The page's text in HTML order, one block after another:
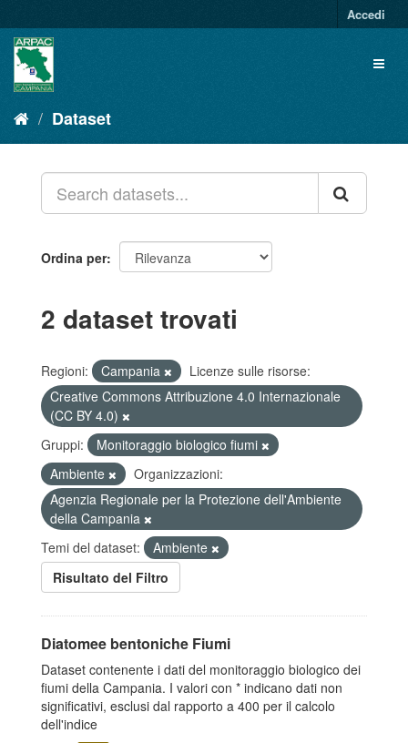
al
contenuto
Accedi
Dataset
Ordina per
2 dataset trovati
Regioni: Campania
Licenze sulle risorse:
Creative Commons Attribuzione 4.0 Internazionale
(CC BY 4.0)
Gruppi:
Monitoraggio biologico fiumi
Ambiente
Organizzazioni:
Agenzia Regionale per la Protezione dell'Ambiente
della Campania
Temi del dataset:
Ambiente
Risultato del Filtro
Diatomee bentoniche Fiumi
Dataset contenente i dati del monitoraggio biologico dei
fiumi della Campania. I valori con * indicano dati non
significativi, esclusi dal rapporto a 400 per il calcolo
dell'indice